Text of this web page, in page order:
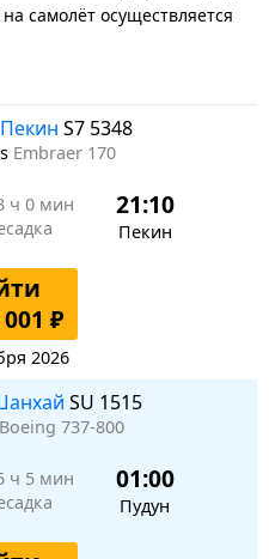
самолёт осуществляется
S7 5348
Embraer 170
ч 0 мин
21:10
Пекин
₽
2026
SU 1515
Boeing 737-800
ч 5 мин
01:00
Пудун